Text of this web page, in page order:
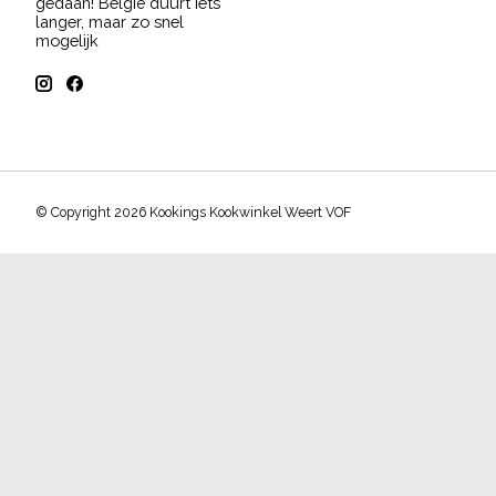
langer, maar zo snel
mogelijk
© Copyright 2026 Kookings Kookwinkel Weert VOF